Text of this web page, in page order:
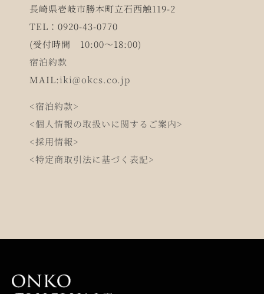
を
長崎県壱岐市勝本町立石西触119-2
TEL：0920-43-0770
(受付時間 10:00～18:00)
宿泊約款
MAIL:iki@okcs.co.jp
<宿泊約款>
<個人情報の取扱いに関するご案内>
<採用情報>
<特定商取引法に基づく表記>